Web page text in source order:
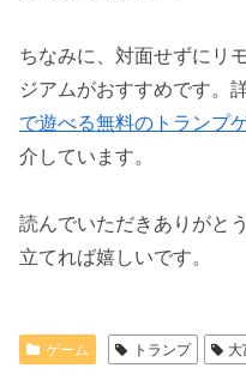
ちなみに、対面せずにリ
ジアムがおすすめです。
で遊べる無料のトランプ
介しています。
読んでいただきありがと
立てれば嬉しいです。
ゲーム トランプ 大